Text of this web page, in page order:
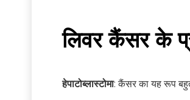
लिवर कैंसर के
हेपाटोब्लास्टोमा: कैंसर का यह रूप